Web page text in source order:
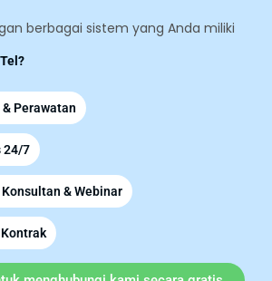
berbagai sistem yang Anda miliki
Perawatan
24/7
& Webinar